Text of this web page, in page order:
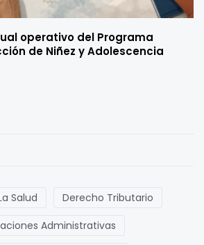
operativo del Programa
de Niñez y Adolescencia
Salud
Derecho Tributario
Administrativas